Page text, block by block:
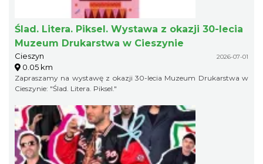
Ślad. Litera. Piksel. Wystawa z okazji 30-lecia
Muzeum Drukarstwa w Cieszynie
Cieszyn 2026-07-01
0.05 km
Zapraszamy na wystawę z okazji 30-lecia Muzeum Drukarstwa w
Cieszynie: "Ślad. Litera. Piksel."